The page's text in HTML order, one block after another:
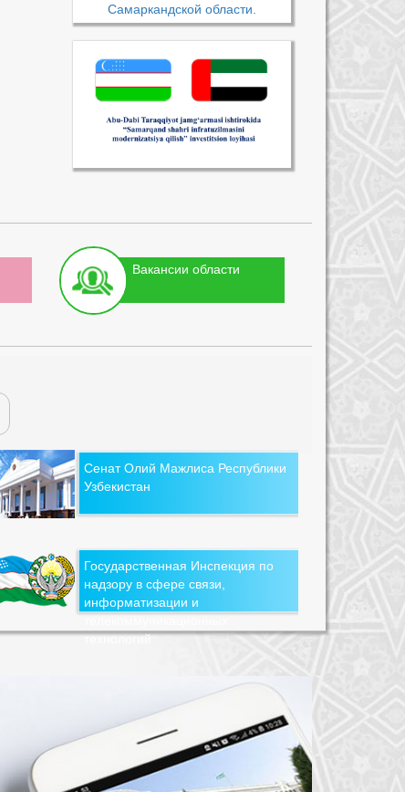
Самаркандской области.
Вакансии области
Сенат Олий Мажлиса Республики
Узбекистан
Государственная Инспекция по
надзору в сфере связи,
информатизации и
технологий